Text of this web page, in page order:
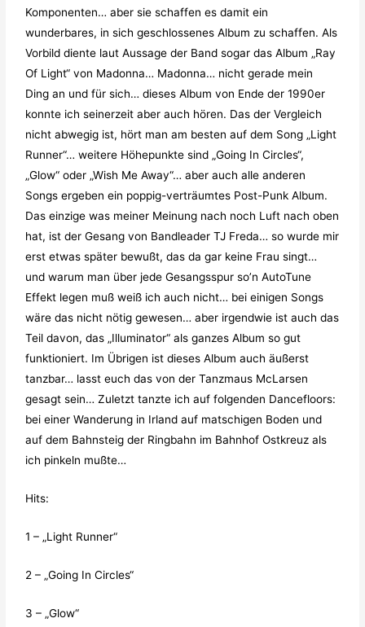
Komponenten… aber sie schaffen es damit ein
wunderbares, in sich geschlossenes Album zu schaffen. Als
Vorbild diente laut Aussage der Band sogar das Album „Ray
Of Light“ von Madonna… Madonna… nicht gerade mein
Ding an und für sich… dieses Album von Ende der 1990er
konnte ich seinerzeit aber auch hören. Das der Vergleich
nicht abwegig ist, hört man am besten auf dem Song „Light
Runner“… weitere Höhepunkte sind „Going In Circles“,
„Glow“ oder „Wish Me Away“… aber auch alle anderen
Songs ergeben ein poppig-verträumtes Post-Punk Album.
Das einzige was meiner Meinung nach noch Luft nach oben
hat, ist der Gesang von Bandleader TJ Freda… so wurde mir
erst etwas später bewußt, das da gar keine Frau singt…
und warum man über jede Gesangsspur so’n AutoTune
Effekt legen muß weiß ich auch nicht… bei einigen Songs
wäre das nicht nötig gewesen… aber irgendwie ist auch das
Teil davon, das „Illuminator“ als ganzes Album so gut
funktioniert. Im Übrigen ist dieses Album auch äußerst
tanzbar… lasst euch das von der Tanzmaus McLarsen
gesagt sein… Zuletzt tanzte ich auf folgenden Dancefloors:
bei einer Wanderung in Irland auf matschigen Boden und
auf dem Bahnsteig der Ringbahn im Bahnhof Ostkreuz als
ich pinkeln mußte…
Hits:
1 – „Light Runner“
2 – „Going In Circles“
3 – „Glow“